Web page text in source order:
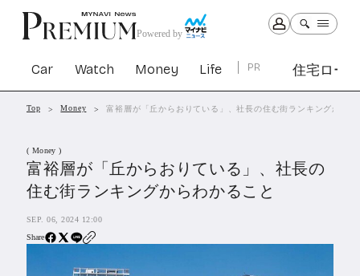
Powered by
Car Watch Money Life PR 住宅ロー
Car1301 Watch Money Life
住宅ローン
SBIネオトレード証券
Top Money 富裕層が「丘からおりている」、社長の住む街ランキングからわ
( Money )
富裕層が「丘からおりている」、社長の
住む街ランキングからわかること
SEP. 06, 2024 12:00
Share